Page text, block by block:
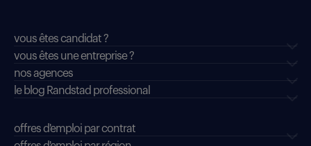
vous êtes candidat ?
vous êtes une entreprise ?
nos agences
le blog Randstad professional
offres d'emploi par contrat